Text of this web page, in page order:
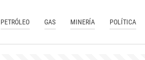
PETRÓLEO GAS MINERÍA POLÍTICA